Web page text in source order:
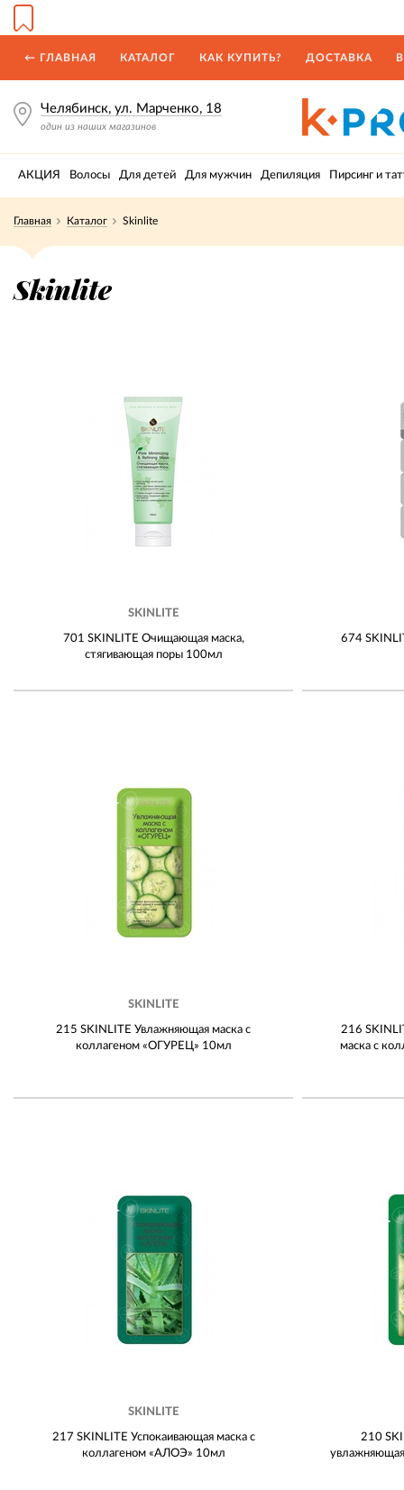
← ГЛАВНАЯ КАТАЛОГ КАК КУПИТЬ? ДОСТАВКА
Челябинск, ул. Марченко, 18
один из наших магазинов
АКЦИЯ Волосы Для детей Для мужчин Депиляция Пирсинг и
Главная Каталог Skinlite
Skinlite
SKINLITE
701 SKINLITE Очищающая маска,
стягивающая поры 100мл
674
SKINLITE
215 SKINLITE Увлажняющая маска с
коллагеном «ОГУРЕЦ» 10мл
216
маска с
SKINLITE
217 SKINLITE Успокаивающая маска с
коллагеном «АЛОЭ» 10мл
210
увлажняющая